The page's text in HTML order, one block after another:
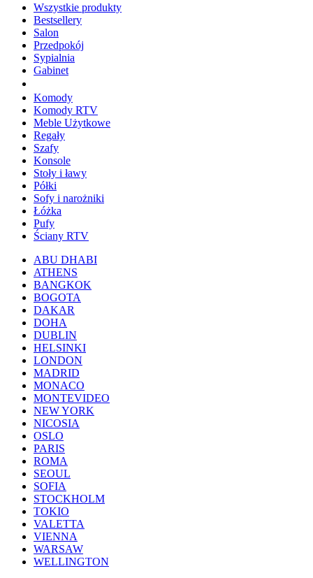
Wszystkie produkty
Bestsellery
Salon
Przedpokój
Sypialnia
Gabinet
Komody
Komody RTV
Meble Użytkowe
Regały
Szafy
Konsole
Stoły i ławy
Półki
Sofy i narożniki
Łóżka
Pufy
Ściany RTV
ABU DHABI
ATHENS
BANGKOK
BOGOTA
DAKAR
DOHA
DUBLIN
HELSINKI
LONDON
MADRID
MONACO
MONTEVIDEO
NEW YORK
NICOSIA
OSLO
PARIS
ROMA
SEOUL
SOFIA
STOCKHOLM
TOKIO
VALETTA
VIENNA
WARSAW
WELLINGTON